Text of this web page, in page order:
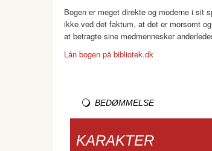
Bogen er meget direkte og moderne i sit
ikke ved det faktum, at det er morsomt
at betragte sine medmennesker
Lån bogen på bibliotek.dk
BEDØMMELSE
KARAKTER